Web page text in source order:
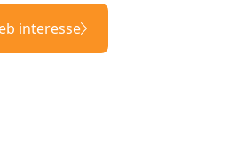
interesse